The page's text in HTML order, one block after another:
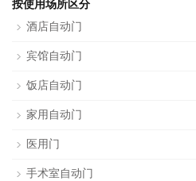
按使用场所区分
酒店自动门
宾馆自动门
饭店自动门
家用自动门
医用门
手术室自动门